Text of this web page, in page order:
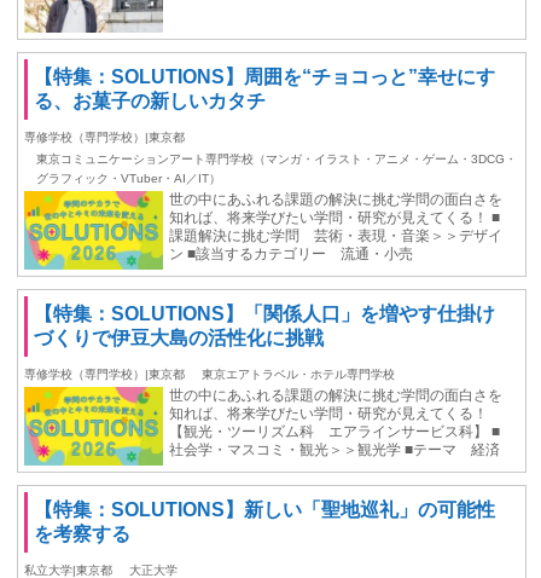
【特集：SOLUTIONS】周囲を“チョコっと”幸せにす
る、お菓子の新しいカタチ
専修学校（専門学校）|東京都
東京コミュニケーションアート専門学校（マンガ・イラスト・アニメ・ゲーム・3DCG・
グラフィック・VTuber・AI／IT）
世の中にあふれる課題の解決に挑む学問の面白さを
知れば、将来学びたい学問・研究が見えてくる！ ■
課題解決に挑む学問 芸術・表現・音楽＞＞デザイ
ン ■該当するカテゴリー 流通・小売
【特集：SOLUTIONS】「関係人口」を増やす仕掛け
づくりで伊豆大島の活性化に挑戦
専修学校（専門学校）|東京都 東京エアトラベル・ホテル専門学校
世の中にあふれる課題の解決に挑む学問の面白さを
知れば、将来学びたい学問・研究が見えてくる！
【観光・ツーリズム科 エアラインサービス科】 ■
社会学・マスコミ・観光＞＞観光学 ■テーマ 経済
【特集：SOLUTIONS】新しい「聖地巡礼」の可能性
を考察する
私立大学|東京都 大正大学